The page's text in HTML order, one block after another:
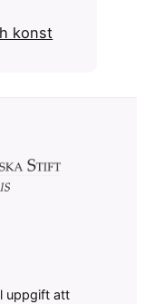
konst
uppgift att